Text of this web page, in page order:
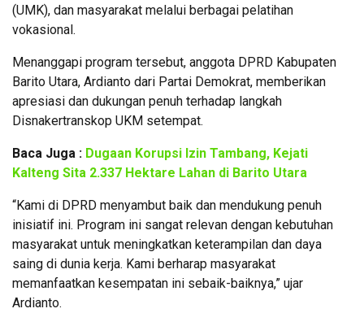
(UMK), dan masyarakat melalui berbagai pelatihan
vokasional.
Menanggapi program tersebut, anggota DPRD Kabupaten
Barito Utara, Ardianto dari Partai Demokrat, memberikan
apresiasi dan dukungan penuh terhadap langkah
Disnakertranskop UKM setempat.
Baca Juga : Dugaan Korupsi Izin Tambang, Kejati
Kalteng Sita 2.337 Hektare Lahan di Barito Utara
“Kami di DPRD menyambut baik dan mendukung penuh
inisiatif ini. Program ini sangat relevan dengan kebutuhan
masyarakat untuk meningkatkan keterampilan dan daya
saing di dunia kerja. Kami berharap masyarakat
memanfaatkan kesempatan ini sebaik-baiknya,” ujar
Ardianto.